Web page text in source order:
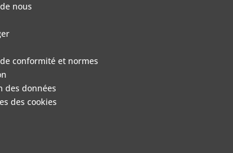
nous
conformité et normes
des données
des cookies